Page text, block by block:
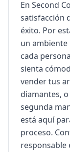
En Second
satisfacción
éxito. Por
un
cada
sienta
vender tus
diamantes,
segunda
está aquí
proceso.
responsable